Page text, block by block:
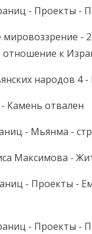
- Проекты -
-
к
народов
Камень отвален
- Мьянма -
Максимова -
- Проекты -
- Проекты -